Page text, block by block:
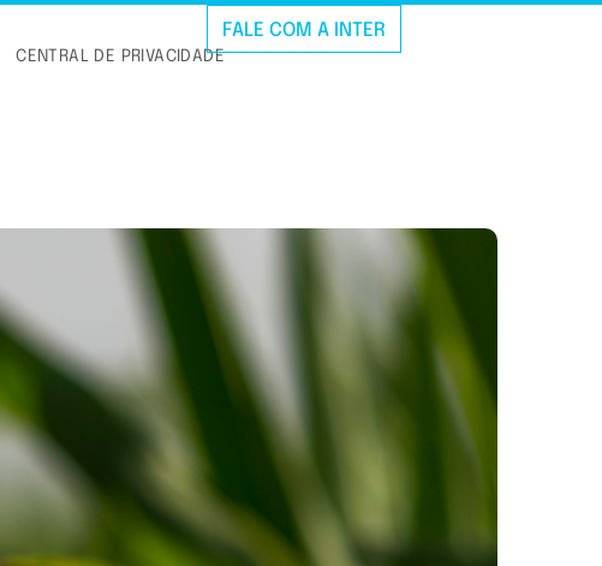
CENTRAL DE PRIVACIDADE
FALE COM A INTER